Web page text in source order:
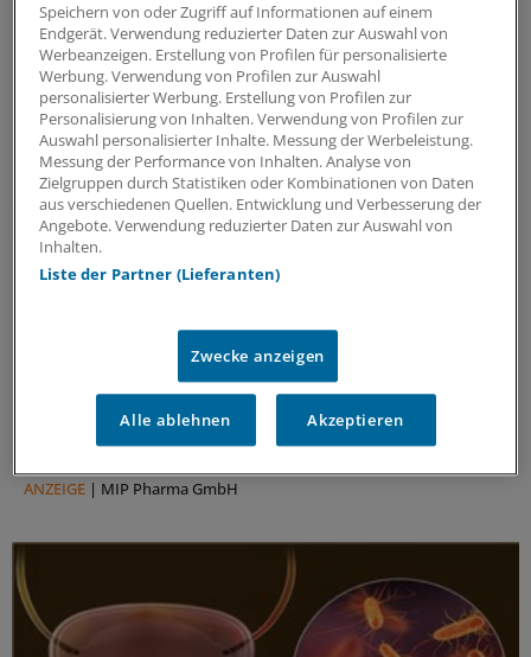
Neue Empfehlung zu HWI und Zystitis
Die EAU hat ihre HWI-Leitlinie aktualisiert.
Therapie der Zystitis. Zudem wird ein weiteres
ANZEIGE | MIP Pharma GmbH
Speichern von oder Zugriff auf Informationen auf einem
Endgerät. Verwendung reduzierter Daten zur Auswahl von
Werbeanzeigen. Erstellung von Profilen für personalisierte
Werbung. Verwendung von Profilen zur Auswahl
personalisierter Werbung. Erstellung von Profilen zur
Personalisierung von Inhalten. Verwendung von Profilen zur
Auswahl personalisierter Inhalte. Messung der Werbeleistung.
Messung der Performance von Inhalten. Analyse von
Zielgruppen durch Statistiken oder Kombinationen von Daten
aus verschiedenen Quellen. Entwicklung und Verbesserung der
Angebote. Verwendung reduzierter Daten zur Auswahl von
Inhalten.
Liste der Partner (Lieferanten)
Zwecke anzeigen
Alle ablehnen Akzeptieren